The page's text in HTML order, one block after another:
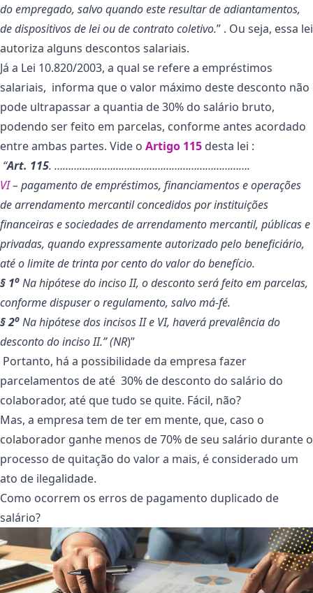
do empregado, salvo quando este resultar de adiantamentos,
de dispositivos de lei ou de contrato coletivo.” . Ou seja, essa lei
autoriza alguns descontos salariais.
Já a Lei 10.820/2003, a qual se refere a empréstimos
salariais, informa que o valor máximo deste desconto não
pode ultrapassar a quantia de 30% do salário bruto,
podendo ser feito em parcelas, conforme antes acordado
entre ambas partes. Vide o Artigo 115 desta lei :
“Art. 115. …………………………………………………………….
VI– pagamento de empréstimos, financiamentos e operações
de arrendamento mercantil concedidos por instituições
financeiras e sociedades de arrendamento mercantil, públicas e
privadas, quando expressamente autorizado pelo beneficiário,
até o limite de trinta por cento do valor do benefício.
§ 1o Na hipótese do inciso II, o desconto será feito em parcelas,
conforme dispuser o regulamento, salvo má-fé.
§ 2o Na hipótese dos incisos II e VI, haverá prevalência do
desconto do inciso II.” (NR)”
Portanto, há a possibilidade da empresa fazer
parcelamentos de até 30% de desconto do salário do
colaborador, até que tudo se quite. Fácil, não?
Mas, a empresa tem de ter em mente, que, caso o
colaborador ganhe menos de 70% de seu salário durante o
processo de quitação do valor a mais, é considerado um
ato de ilegalidade.
Como ocorrem os erros de pagamento duplicado de
salário?